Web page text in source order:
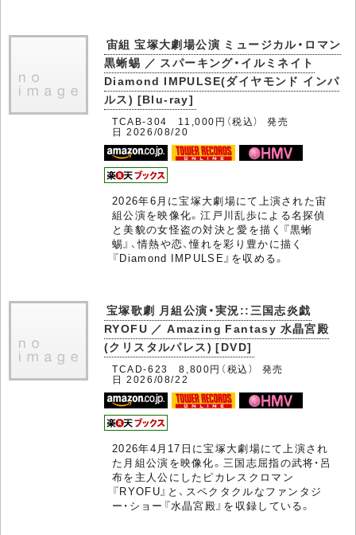
宙組 宝塚大劇場公演 ミュージカル・ロマン
黒蜥蜴 ／ スパーキング・イルミネイト
Diamond IMPULSE(ダイヤモンド インパ
ルス) [Blu-ray]
TCAB-304 11,000円（税込） 発売
日 2026/08/20
2026年6月に宝塚大劇場にて上演された宙
組公演を映像化。江戸川乱歩による名探偵
と美貌の女怪盗の対決と愛を描く『黒蜥
蜴』、情熱や恋、憧れを彩り豊かに描く
『Diamond IMPULSE』を収める。
宝塚歌劇 月組公演・実況::三国志炎戯
RYOFU ／ Amazing Fantasy 水晶宮殿
(クリスタルパレス) [DVD]
TCAD-623 8,800円（税込） 発売
日 2026/08/22
2026年4月17日に宝塚大劇場にて上演され
た月組公演を映像化。三国志屈指の武将・呂
布を主人公にしたピカレスクロマン
『RYOFU』と、スペクタクルなファンタジ
ー・ショー『水晶宮殿』を収録している。